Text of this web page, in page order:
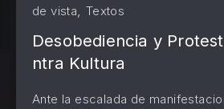
de vista, Textos
Desobediencia y
ntra Kultura
Ante la escalada de